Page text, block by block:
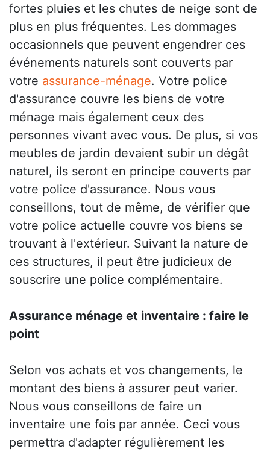
fortes pluies et les chutes de neige sont de
plus en plus fréquentes. Les dommages
occasionnels que peuvent engendrer ces
événements naturels sont couverts par
votre assurance-ménage. Votre police
d'assurance couvre les biens de votre
ménage mais également ceux des
personnes vivant avec vous. De plus, si vos
meubles de jardin devaient subir un dégât
naturel, ils seront en principe couverts par
votre police d'assurance. Nous vous
conseillons, tout de même, de vérifier que
votre police actuelle couvre vos biens se
trouvant à l'extérieur. Suivant la nature de
ces structures, il peut être judicieux de
souscrire une police complémentaire.
Assurance ménage et inventaire : faire le
point
Selon vos achats et vos changements, le
montant des biens à assurer peut varier.
Nous vous conseillons de faire un
inventaire une fois par année. Ceci vous
permettra d'adapter régulièrement les